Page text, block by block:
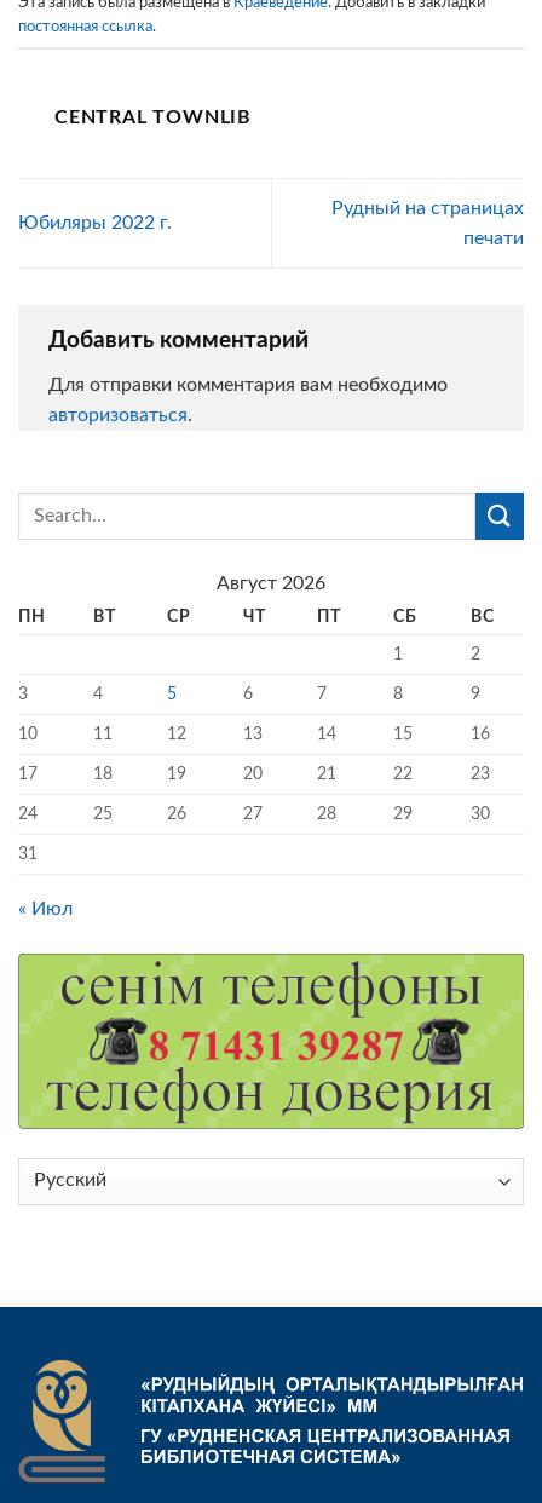
постоянная ссылка.
CENTRAL TOWNLIB
Юбиляры 2022 г.
Рудный на страницах
печати
Добавить комментарий
Для отправки комментария вам необходимо
авторизоваться.
Август 2026
ПН ВТ СР ЧТ ПТ СБ ВС
1 2
3 4 5 6 7 8 9
10 11 12 13 14 15 16
17 18 19 20 21 22 23
24 25 26 27 28 29 30
31
« Июл
Выбрать